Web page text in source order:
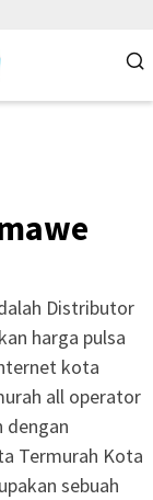
Distributor
harga pulsa
kota
all operator
dengan
Termurah Kota
sebuah